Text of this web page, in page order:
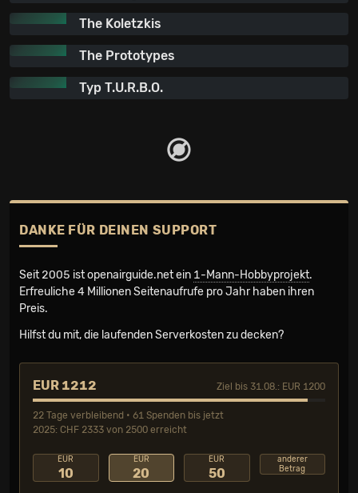
The Koletzkis
The Prototypes
Typ T.U.R.B.O.
DANKE FÜR DEINEN SUPPORT
Seit 2005 ist openairguide.net ein 1-Mann-Hobbyprojekt.
Erfreuliche 4 Millionen Seiten­aufrufe pro Jahr haben ihren
Preis.
Hilfst du mit, die laufenden Serverkosten zu decken?
EUR 1212 Ziel bis 31.08.: EUR 1200
22 Tage verbleibend • 61 Spenden bis jetzt
2025: CHF 2333 von 2500 erreicht
EUR
10
EUR
20
EUR
50
anderer
Betrag